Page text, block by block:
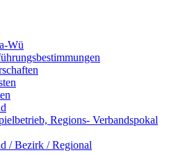
Wü
Regions- Verbandspokal
/ Bezirk / Regional